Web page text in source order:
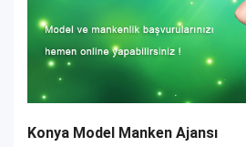
Konya Model Manken Ajansı